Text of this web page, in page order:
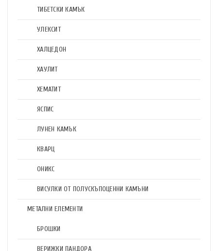
ТИБЕТСКИ КАМЪК
УЛЕКСИТ
ХАЛЦЕДОН
ХАУЛИТ
ХЕМАТИТ
ЯСПИС
ЛУНЕН КАМЪК
КВАРЦ
ОНИКС
ВИСУЛКИ ОТ ПОЛУСКЪПОЦЕННИ КАМЪНИ
МЕТАЛНИ ЕЛЕМЕНТИ
БРОШКИ
ВЕРИЖКИ ПАНДОРА